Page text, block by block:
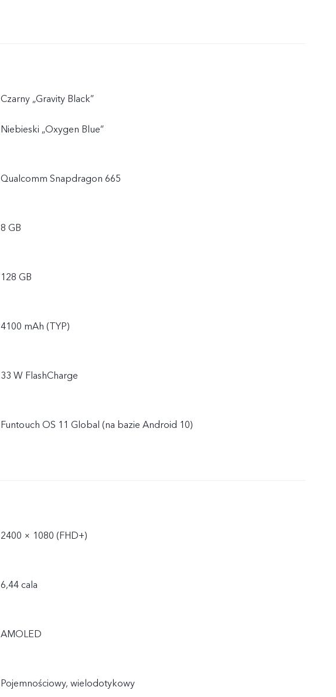
Czarny „Gravity Black”
Niebieski „Oxygen Blue”
Qualcomm Snapdragon 665
8 GB
128 GB
4100 mAh (TYP)
33 W FlashCharge
Funtouch OS 11 Global (na bazie Android 10)
2400 × 1080 (FHD+)
6,44 cala
AMOLED
Pojemnościowy, wielodotykowy